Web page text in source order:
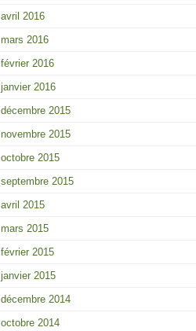
avril 2016
mars 2016
février 2016
janvier 2016
décembre 2015
novembre 2015
octobre 2015
septembre 2015
avril 2015
mars 2015
février 2015
janvier 2015
décembre 2014
octobre 2014